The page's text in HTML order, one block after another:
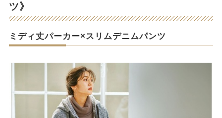
ツ》
ミディ丈パーカー×スリムデニムパンツ